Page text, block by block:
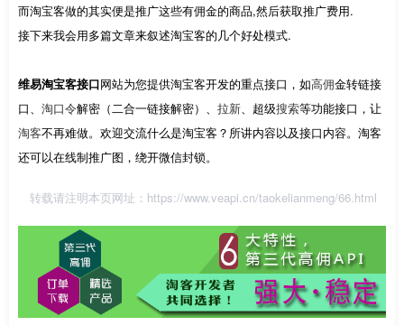
而淘宝客做的其实便是推广这些有佣金的商品,然后获取推广费用.
接下来我会用多篇文章来叙述淘宝客的几个好处模式.
维易淘宝客接口网站为您提供淘宝客开发的重点接口，如高佣金转链接
口、 淘口令解密（二合一链接解密）、 拉新 、超级搜索等功能接口，让
淘客不再难做。欢迎交流什么是淘宝客？所讲内容以及接口内容。淘客
还可以在线制推广图，绕开微信封锁。
转载请注明本页网址： https://www.veapi.cn/taokelianmeng/66.html